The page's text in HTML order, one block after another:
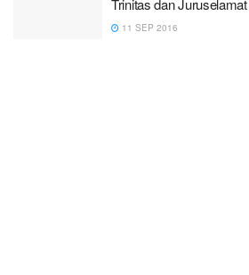
11 SEP 2016